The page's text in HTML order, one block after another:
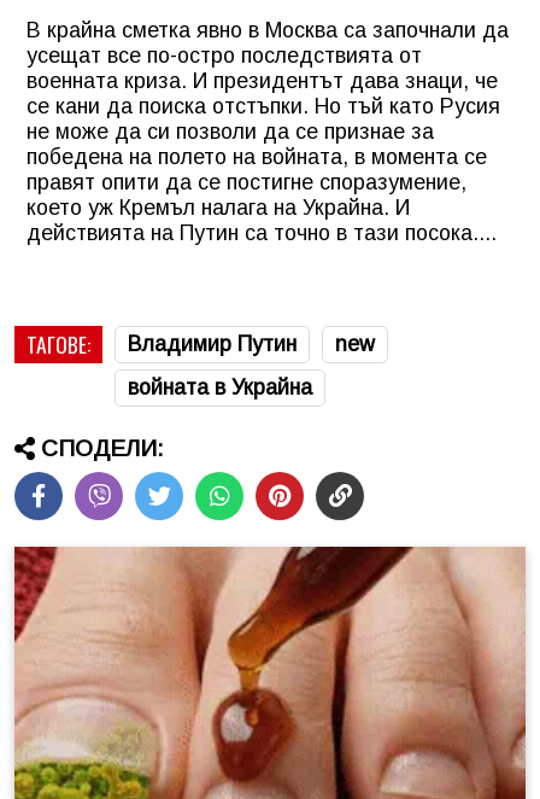
В крайна сметка явно в Москва са започнали да
усещат все по-остро последствията от
военната криза. И президентът дава знаци, че
се кани да поиска отстъпки. Но тъй като Русия
не може да си позволи да се признае за
победена на полето на войната, в момента се
правят опити да се постигне споразумение,
което уж Кремъл налага на Украйна. И
действията на Путин са точно в тази посока....
ТАГОВЕ: Владимир Путин
new
войната в Украйна
СПОДЕЛИ: